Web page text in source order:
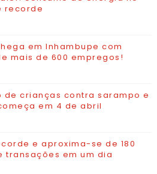
recorde
em Inhambupe com
mais de 600 empregos!
de crianças contra sarampo e
em 4 de abril
e aproxima-se de 180
transações em um dia